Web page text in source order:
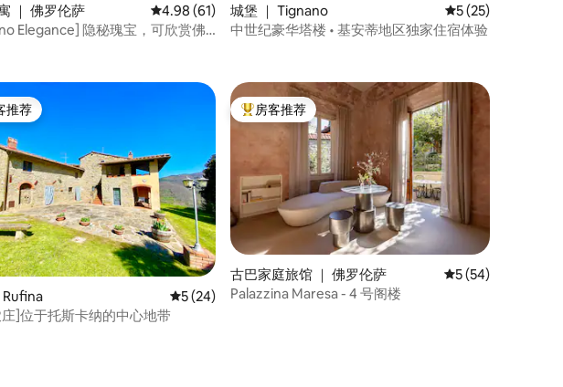
5 分），共 84 条评价
｜ 佛罗伦萨 平均评分 4.98 分（满分 5 分），共 61 条评价
4.98 (61)
Elegance] 隐秘瑰宝，可欣赏佛
城堡 ｜ Tignano 平均评分 5 分（满
5 (25)
中世纪豪华塔楼 • 基安蒂地区独家住宿体验
5 分），共 54 条评价
客推荐」
推荐
Rufina 平均评分 5 分（满分 5 分），共 24 条评价
5 (24)
]位于托斯卡纳的中心地带
热门「房客推荐」
房客推荐
古巴家庭旅馆 ｜ 佛罗伦萨 平均评分 5 分（满
5 (54)
Palazzina Maresa - 4 号阁楼